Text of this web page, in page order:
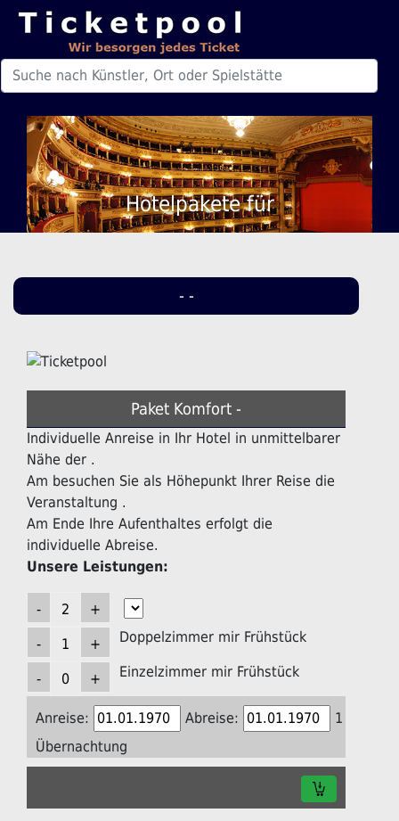
Hotelpakete für
- -
Paket Komfort -
Individuelle Anreise in Ihr Hotel in unmittelbarer
Nähe der .
Am besuchen Sie als Höhepunkt Ihrer Reise die
Veranstaltung .
Am Ende Ihre Aufenthaltes erfolgt die
individuelle Abreise.
Unsere Leistungen:
Doppelzimmer mir Frühstück
Einzelzimmer mir Frühstück
Anreise: Abreise:
1
Übernachtung